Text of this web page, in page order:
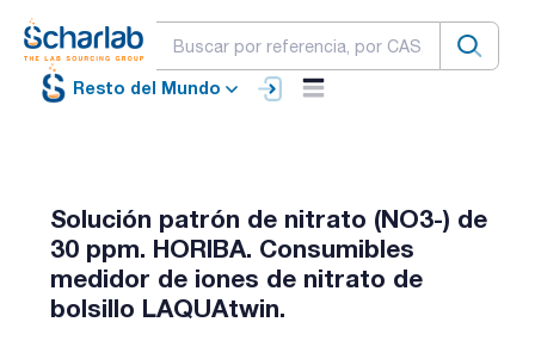
Resto del Mundo
Solución patrón de nitrato (NO3-) de
30 ppm. HORIBA. Consumibles
medidor de iones de nitrato de
bolsillo LAQUAtwin.